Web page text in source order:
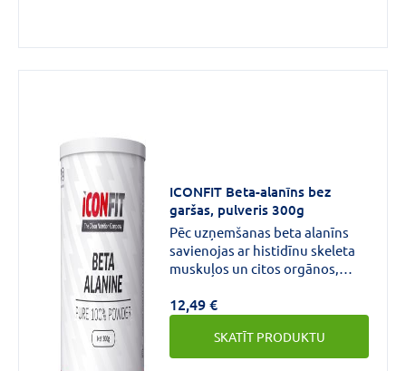
ICONFIT Beta-alanīns bez
garšas, pulveris 300g
Pēc uzņemšanas beta alanīns
savienojas ar histidīnu skeleta
muskuļos un citos orgānos,
veicina karnozīna sintēzi
organismā, kas palīdz novērst
skābuma palielināšanos
muskuļos fiziskās slodzes laikā
12,49 €
SKATĪT PRODUKTU